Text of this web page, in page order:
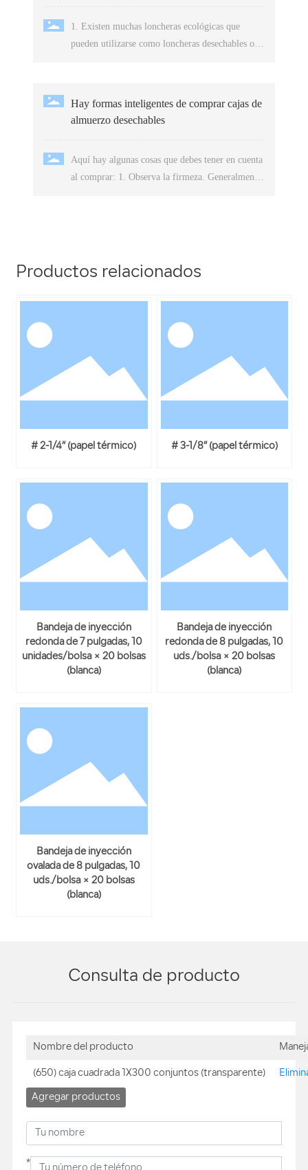
para almuerzos, el uso de las cajas para
almuerzos, entre otros, lo que constituye la
1. Existen muchas loncheras ecológicas que
pueden utilizarse como loncheras desechables o
Hay formas inteligentes de comprar cajas de
almuerzo desechables
Aquí hay algunas cosas que debes tener en cuenta
al comprar: 1. Observa la firmeza. Generalmente,
Productos relacionados
# 2-1/4” (papel térmico) # 3-1/8” (papel térmico)
Bandeja de inyección
redonda de 7 pulgadas, 10
unidades/bolsa × 20 bolsas
(blanca)
Bandeja de inyección
redonda de 8 pulgadas, 10
uds./bolsa × 20 bolsas
(blanca)
Bandeja de inyección
ovalada de 8 pulgadas, 10
uds./bolsa × 20 bolsas
(blanca)
Consulta de producto
Nombre del producto
(650) caja cuadrada 1X300 conjuntos (transparente)
Agregar productos
*